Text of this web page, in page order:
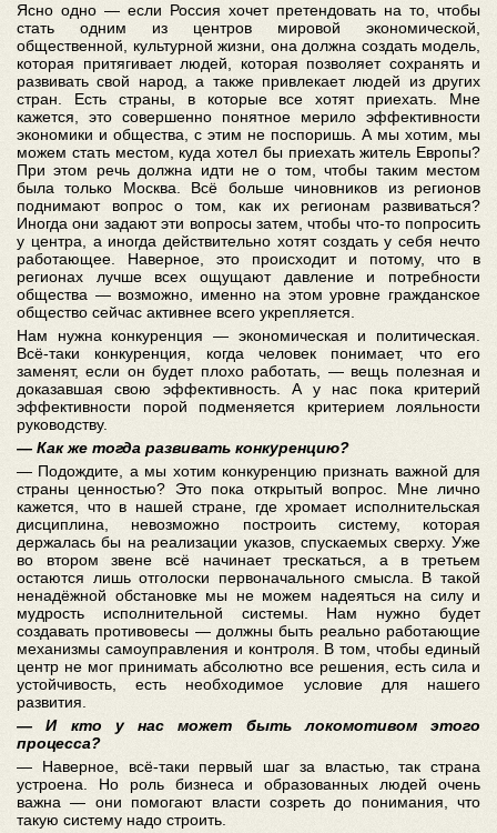
Ясно одно — если Россия хочет претендовать на то, чтобы
стать одним из центров мировой экономической,
общественной, культурной жизни, она должна создать модель,
которая притягивает людей, которая позволяет сохранять и
развивать свой народ, а также привлекает людей из других
стран. Есть страны, в которые все хотят приехать. Мне
кажется, это совершенно понятное мерило эффективности
экономики и общества, с этим не поспоришь. А мы хотим, мы
можем стать местом, куда хотел бы приехать житель Европы?
При этом речь должна идти не о том, чтобы таким местом
была только Москва. Всё больше чиновников из регионов
поднимают вопрос о том, как их регионам развиваться?
Иногда они задают эти вопросы затем, чтобы что-то попросить
у центра, а иногда действительно хотят создать у себя нечто
работающее. Наверное, это происходит и потому, что в
регионах лучше всех ощущают давление и потребности
общества — возможно, именно на этом уровне гражданское
общество сейчас активнее всего укрепляется.
Нам нужна конкуренция — экономическая и политическая.
Всё-таки конкуренция, когда человек понимает, что его
заменят, если он будет плохо работать, — вещь полезная и
доказавшая свою эффективность. А у нас пока критерий
эффективности порой подменяется критерием лояльности
руководству.
— Как же тогда развивать конкуренцию?
— Подождите, а мы хотим конкуренцию признать важной для
страны ценностью? Это пока открытый вопрос. Мне лично
кажется, что в нашей стране, где хромает исполнительская
дисциплина, невозможно построить систему, которая
держалась бы на реализации указов, спускаемых сверху. Уже
во втором звене всё начинает трескаться, а в третьем
остаются лишь отголоски первоначального смысла. В такой
ненадёжной обстановке мы не можем надеяться на силу и
мудрость исполнительной системы. Нам нужно будет
создавать противовесы — должны быть реально работающие
механизмы самоуправления и контроля. В том, чтобы единый
центр не мог принимать абсолютно все решения, есть сила и
устойчивость, есть необходимое условие для нашего
развития.
— И кто у нас может быть локомотивом этого
процесса?
— Наверное, всё-таки первый шаг за властью, так страна
устроена. Но роль бизнеса и образованных людей очень
важна — они помогают власти созреть до понимания, что
такую систему надо строить.